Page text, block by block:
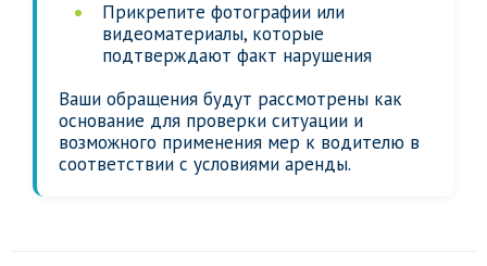
Прикрепите фотографии или
видеоматериалы, которые
подтверждают факт нарушения
Ваши обращения будут рассмотрены как
основание для проверки ситуации и
возможного применения мер к водителю в
соответствии с условиями аренды.